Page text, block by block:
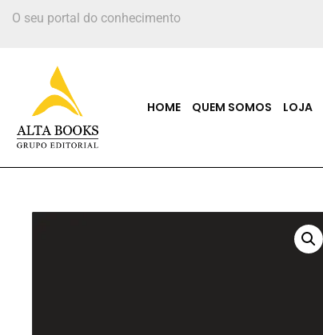
O seu portal do conhecimento
HOME QUEM SOMOS LOJA